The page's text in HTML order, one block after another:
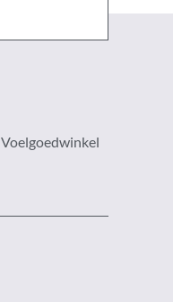
Voelgoedwinkel